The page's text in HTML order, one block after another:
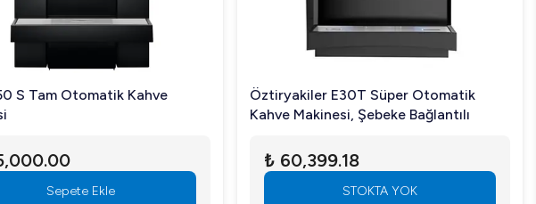
S Tam Otomatik Kahve
Sepete Ekle
Öztiryakiler E30T Süper Otomatik
Kahve Makinesi, Şebeke Bağlantılı
₺ 60,399.18
STOKTA YOK